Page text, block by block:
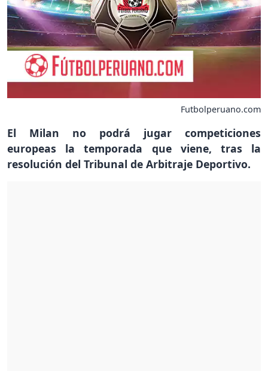
Futbolperuano.com
El Milan no podrá jugar competiciones
europeas la temporada que viene, tras la
resolución del Tribunal de Arbitraje Deportivo.